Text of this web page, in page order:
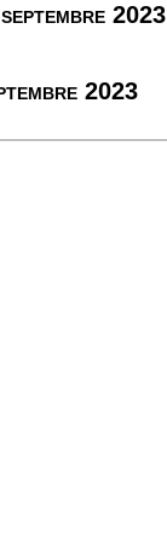
2023
2023